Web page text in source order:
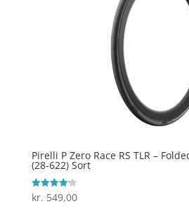
Pirelli P Zero Race RS TLR –
(28-622) Sort
Vurderet
4.2
kr. 549,00